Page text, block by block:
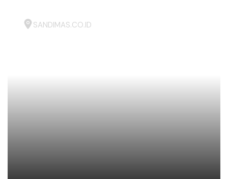
SANDIMAS.CO.ID